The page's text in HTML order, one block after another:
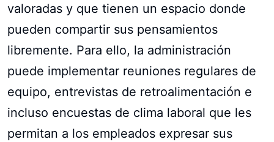
valoradas y que tienen un espacio donde
pueden compartir sus pensamientos
libremente. Para ello, la administración
puede implementar reuniones regulares de
equipo, entrevistas de retroalimentación e
incluso encuestas de clima laboral que les
permitan a los empleados expresar sus